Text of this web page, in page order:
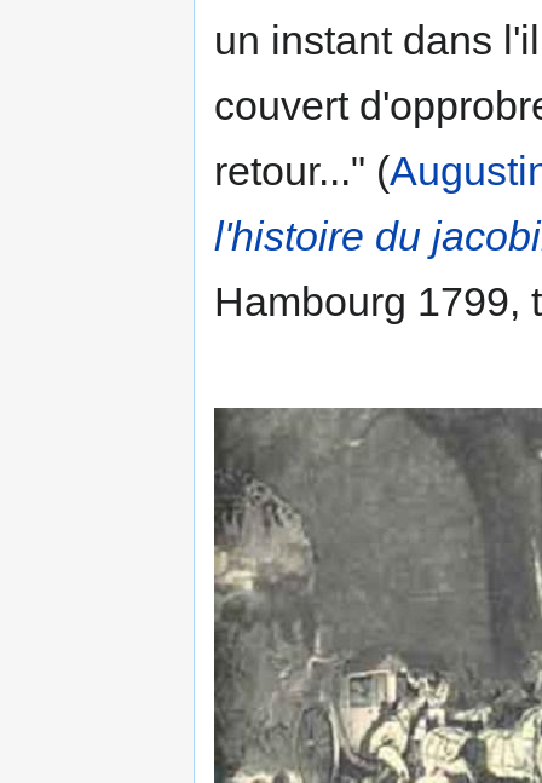
un instant dans
couvert
retour..." (
l'histoire du
Hambourg 1799,